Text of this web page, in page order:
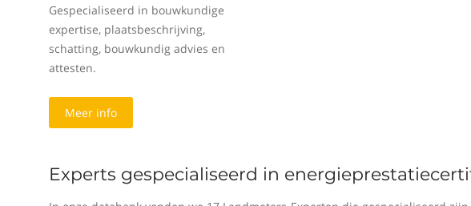
Gespecialiseerd in bouwkundige
expertise, plaatsbeschrijving,
schatting, bouwkundig advies en
attesten.
Meer info
Experts gespecialiseerd in